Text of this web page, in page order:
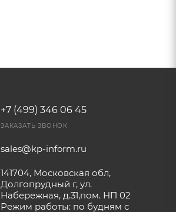
+7 (499) 346 06 45
ЗАКАЗАТЬ ЗВОНОК
sales@kp-inform.ru
141704, Московская обл,
Долгопрудный г, ул.
Набережная, д.31,пом. НП 02
Режим работы: по будням с